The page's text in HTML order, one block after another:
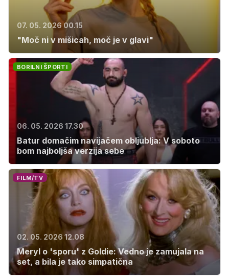
07. 05. 2026 00.15
"Moč ni v mišicah, moč je v glavi"
BORILNI ŠPORTI
06. 05. 2026 17.30
Batur domačim navijačem obljublja: V soboto
bom najboljša verzija sebe
FILM/TV
02. 05. 2026 12.08
Meryl o 'sporu' z Goldie: Vedno je zamujala na
set, a bila je tako simpatična